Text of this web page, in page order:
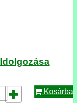
Kosárba